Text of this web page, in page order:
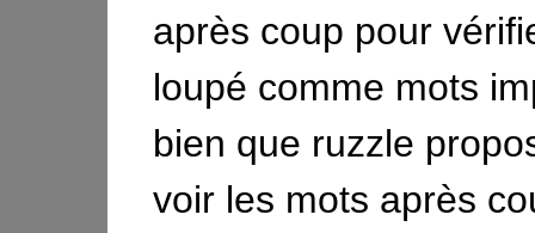
après coup pour
loupé comme mots
bien que ruzzle
voir les mots après